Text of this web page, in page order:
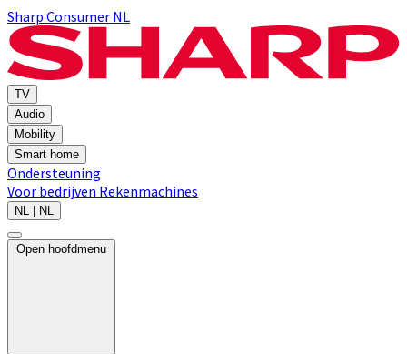
Sharp Consumer NL
TV
Audio
Mobility
Smart home
Ondersteuning
Voor bedrijven Rekenmachines
NL | NL
Open hoofdmenu